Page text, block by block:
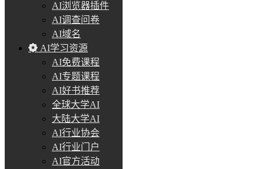
AI浏览器插件
AI调查问卷
AI域名
AI学习资源
AI免费课程
AI专题课程
AI好书推荐
全球大学AI
大陆大学AI
AI行业协会
AI行业门户
AI官方活动